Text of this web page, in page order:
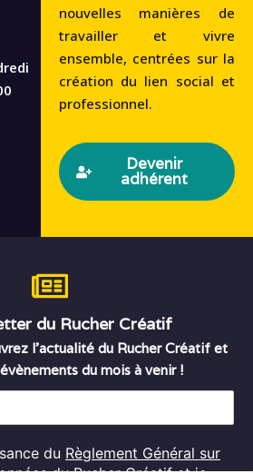
nouvelles manières de
travailler et vivre
ensemble, centrées sur la
création du lien social et
professionnel.
Devenir
adhérent
du Rucher Créatif
l’actualité du Rucher Créatif et
du mois à venir !
du Règlement Général sur